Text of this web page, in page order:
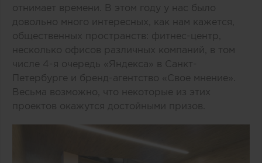
отнимает времени. В этом году у нас было
довольно много интересных, как нам кажется,
общественных пространств: фитнес-центр,
несколько офисов различных компаний, в том
числе 4-я очередь «Яндекса» в Санкт-
Петербурге и бренд-агентство «Свое мнение».
Весьма возможно, что некоторые из этих
проектов окажутся достойными призов.